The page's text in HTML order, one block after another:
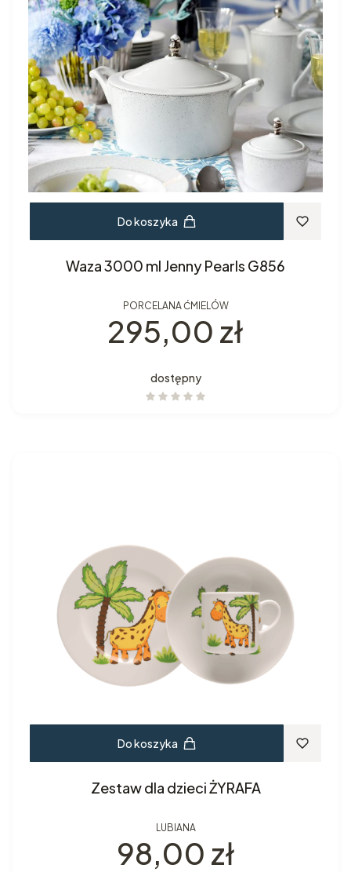
Do koszyka
Waza 3000 ml Jenny Pearls G856
PORCELANA ĆMIELÓW
Cena
295,00 zł
dostępny
Do koszyka
Zestaw dla dzieci ŻYRAFA
LUBIANA
Cena
98,00 zł